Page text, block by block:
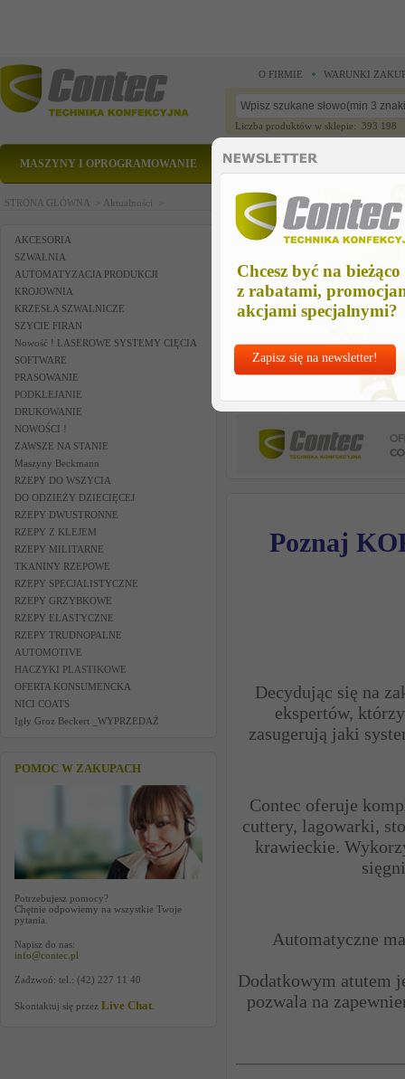
Chcesz być na bieżąco
z rabatami,
akcjami specjalnymi?
Zapisz się na newsletter!
O FIRMIE WARUNKI
Liczba produktów w sklepie: 393 198
MASZYNY I OPROGRAMOWANIE CZĘŚCI ZAMIENNE
STRONA GŁÓWNA > Aktualności >
AKCESORIA
SZWALNIA
AUTOMATYZACJA PRODUKCJI
KROJOWNIA
KRZESŁA SZWALNICZE
SZYCIE FIRAN
Nowość ! LASEROWE SYSTEMY CIĘCIA
SOFTWARE
PRASOWANIE
PODKLEJANIE
DRUKOWANIE
NOWOŚCI !
ZAWSZE NA STANIE
Maszyny Beckmann
RZEPY DO WSZYCIA
DO ODZIEŻY DZIECIĘCEJ
RZEPY DWUSTRONNE
RZEPY Z KLEJEM
RZEPY MILITARNE
TKANINY RZEPOWE
RZEPY SPECJALISTYCZNE
RZEPY GRZYBKOWE
RZEPY ELASTYCZNE
RZEPY TRUDNOPALNE
AUTOMOTIVE
HACZYKI PLASTIKOWE
OFERTA KONSUMENCKA
NICI COATS
Igły Groz Beckert _WYPRZEDAŻ
POMOC W ZAKUPACH
Potrzebujesz pomocy?
Chętnie odpowiemy na wszystkie Twoje
pytania.
Napisz do nas:
info@contec.pl
Zadzwoń: tel.: (42) 227 11 40
Skontaktuj się przez Live Chat
Poznaj
Decydując się na
ekspertów,
zasugerują jaki
Contec oferuje
cuttery, lagowarki,
krawieckie.
Automatyczne
Dodatkowym atutem
pozwala na